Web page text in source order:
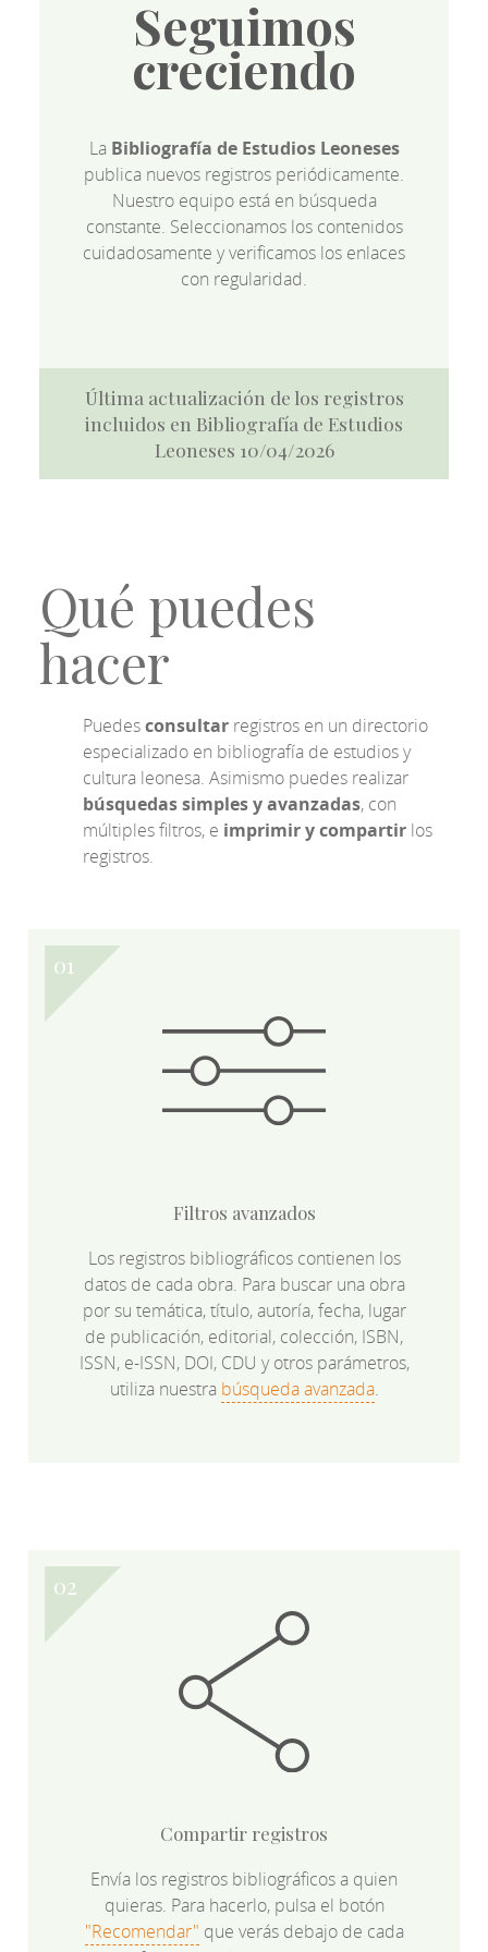
Seguimos
creciendo
La Bibliografía de Estudios Leoneses
publica nuevos registros periódicamente.
Nuestro equipo está en búsqueda
constante. Seleccionamos los contenidos
cuidadosamente y verificamos los enlaces
con regularidad.
Última actualización de los registros
incluidos en Bibliografía de Estudios
Leoneses 10/04/2026
Qué puedes
hacer
Puedesconsultar registros en un directorio
especializado en bibliografía de estudios y
cultura leonesa. Asimismo puedes realizar
búsquedas simples y avanzadas, con
múltiples filtros, e imprimir y compartir los
registros.
Filtros avanzados
Los registros bibliográficos contienen los
datos de cada obra. Para buscar una obra
por su temática, título, autoría, fecha, lugar
de publicación, editorial, colección, ISBN,
ISSN, e-ISSN, DOI, CDU y otros parámetros,
utiliza nuestra búsqueda avanzada.
Compartir registros
Envía los registros bibliográficos a quien
quieras. Para hacerlo, pulsa el botón
"Recomendar" que verás debajo de cada